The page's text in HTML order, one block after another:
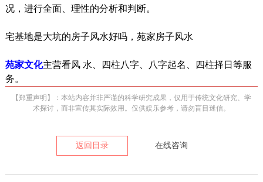
况，进行全面、理性的分析和判断。
宅基地是大坑的房子风水好吗，苑家房子风水
苑家文化主营看风 水、四柱八字、八字起名、四柱择日等服
务。
【郑重声明】：本站内容并非严谨的科学研究成果，仅用于传统文化研究、学
术探讨，而非宣传其实际效用。仅供娱乐参考，请勿盲目迷信。
返回目录 在线咨询